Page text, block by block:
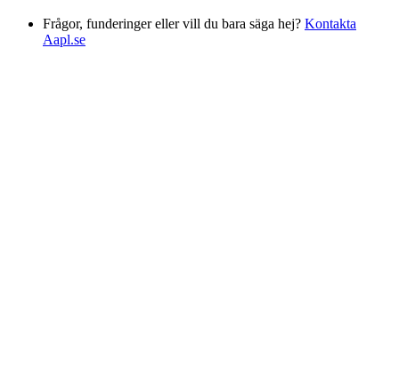
Frågor, funderinger eller vill du bara säga hej? Kontakta
Aapl.se